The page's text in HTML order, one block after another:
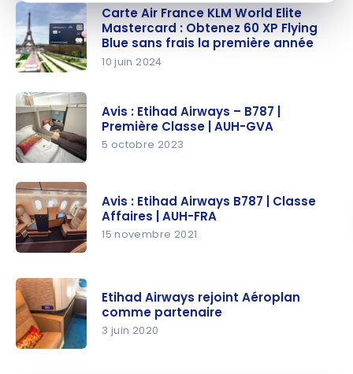
France
KLM World
Elite
Mastercar
d : Obtenez
60 XP
Flying Blue
sans frais
première
année
Carte Air France KLM World Elite
Mastercard : Obtenez 60 XP Flying
Blue sans frais la première année
10 juin 2024
Etihad
Airways –
B787 |
Première
AUH-GVA
Avis : Etihad Airways – B787 |
Première Classe | AUH-GVA
5 octobre 2023
Etihad
Airways
B787 |
Classe
Avis : Etihad Airways B787 | Classe
Affaires | AUH-FRA
15 novembre 2021
Etihad Airways rejoint Aéroplan
comme partenaire
3 juin 2020